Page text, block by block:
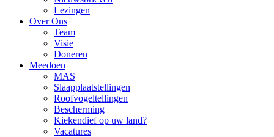
Lezingen
Over Ons
Team
Visie
Doneren
Meedoen
MAS
Slaapplaatstellingen
Roofvogeltellingen
Bescherming
Kiekendief op uw land?
Vacatures